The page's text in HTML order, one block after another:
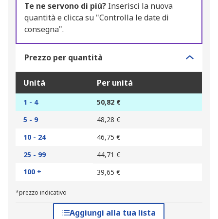
Te ne servono di più? Inserisci la nuova
quantità e clicca su "Controlla le date di
consegna".
Prezzo per quantità
Unità Per unità
1 - 4
50,82 €
5 - 9
48,28 €
10 - 24
46,75 €
25 - 99
44,71 €
100 +
39,65 €
*prezzo indicativo
Aggiungi alla tua lista